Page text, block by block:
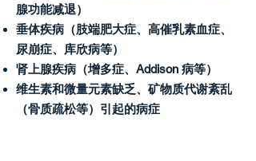
腺功能减退）
垂体疾病（肢端肥大症、高催乳素血症、
尿崩症、库欣病等）
肾上腺疾病（增多症、Addison 病等）
维生素和微量元素缺乏、矿物质代谢紊乱
（骨质疏松等）引起的病症